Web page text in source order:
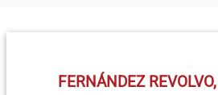
FERNÁNDEZ